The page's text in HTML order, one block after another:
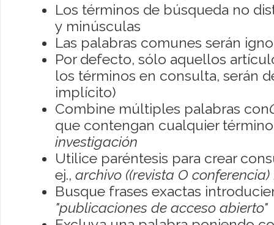
Los términos de búsqueda no
y minúsculas
Las palabras comunes serán
Por defecto, sólo aquellos
los términos en consulta, serán
implícito)
Combine múltiples palabras con
que contengan cualquier
investigación
Utilice paréntesis para crear
ej., archivo ((revista O conferencia)
Busque frases exactas
"publicaciones de acceso abierto"